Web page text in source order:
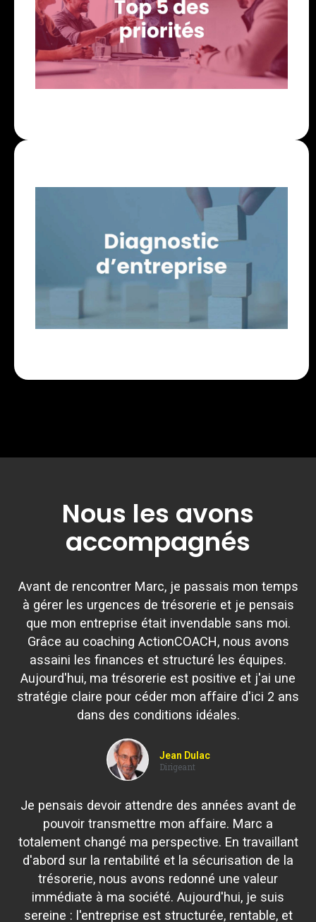
votre entreprise. Ce test vous permettra de
déterminer le top 5 des priorités au sein de votre
affaire.
Prioriser mes objectifs
Réalisez un bilan superficiel de l’état de santé de
votre entreprise afin d’identifier rapidement les
domaines à améliorer en priorité.
Nous les avons
accompagnés
Avant de rencontrer Marc, je passais mon temps
à gérer les urgences de trésorerie et je pensais
que mon entreprise était invendable sans moi.
Grâce au coaching ActionCOACH, nous avons
assaini les finances et structuré les équipes.
Aujourd'hui, ma trésorerie est positive et j'ai une
stratégie claire pour céder mon affaire d'ici 2 ans
dans des conditions idéales.
Jean Dulac
Dirigeant
Je pensais devoir attendre des années avant de
pouvoir transmettre mon affaire. Marc a
totalement changé ma perspective. En travaillant
d'abord sur la rentabilité et la sécurisation de la
trésorerie, nous avons redonné une valeur
immédiate à ma société. Aujourd'hui, je suis
sereine : l'entreprise est structurée, rentable, et